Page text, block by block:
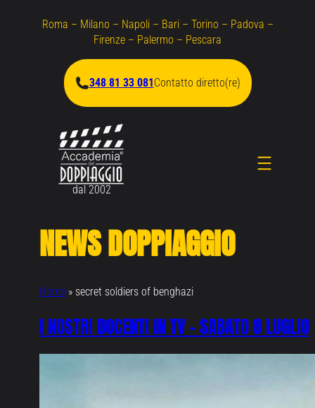
Roma – Milano – Napoli – Bari – Torino – Padova –
Firenze – Palermo – Pescara
348 81 33 081Contatto diretto(re)
dal 2002
NEWS DOPPIAGGIO
Home » secret soldiers of benghazi
I NOSTRI DOCENTI IN TV – SABATO 8 LUGLIO